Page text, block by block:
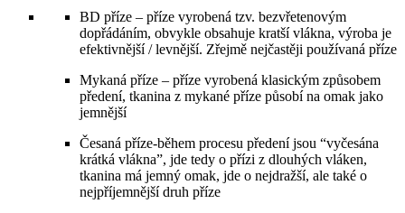
BD příze – příze vyrobená tzv. bezvřetenovým
dopřádáním, obvykle obsahuje kratší vlákna, výroba je
efektivnější / levnější. Zřejmě nejčastěji používaná příze
Mykaná příze – příze vyrobená klasickým způsobem
předení, tkanina z mykané příze působí na omak jako
jemnější
Česaná příze-během procesu předení jsou “vyčesána
krátká vlákna”, jde tedy o přízi z dlouhých vláken,
tkanina má jemný omak, jde o nejdražší, ale také o
nejpříjemnější druh příze